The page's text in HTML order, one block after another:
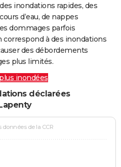
inondations rapides, des
d’eau, de nappes
dommages parfois
à des inondations
des débordements
plus limités.
inondées
déclarées
données de la CCR